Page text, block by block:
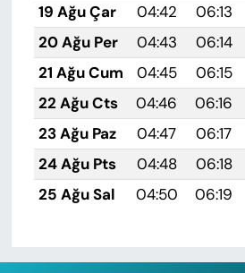
19 Ağu Çar
04:42 06:13
20 Ağu Per
04:43 06:14
21 Ağu Cum
04:45 06:15
22 Ağu Cts
04:46 06:16
23 Ağu Paz
04:47 06:17
24 Ağu Pts
04:48 06:18
25 Ağu Sal
04:50 06:19